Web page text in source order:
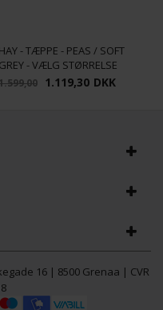
HAY - TÆPPE - PEAS / SOFT
GREY - VÆLG STØRRELSE
1.119,30 DKK
16 | 8500 Grenaa | CVR